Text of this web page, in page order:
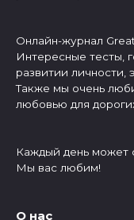
Онлайн-журнал
Интересные тесты,
развитии личности,
Также мы очень
любовью для
Каждый день может
Мы вас любим!
О нас